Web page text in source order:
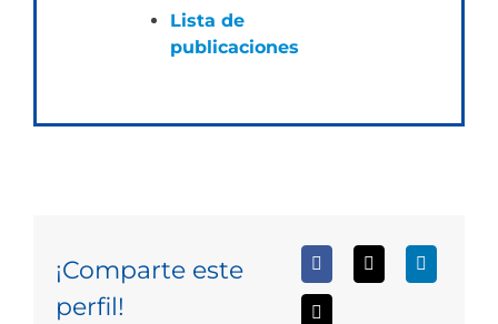
Lista de
publicaciones
¡Comparte este
perfil!